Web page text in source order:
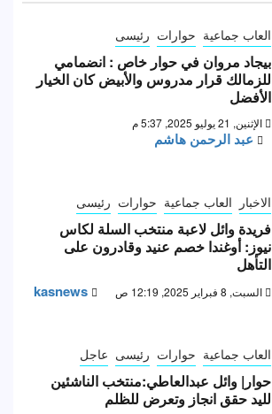
العاب جماعية حوارات رئيسى
بيجاد مروان في حوار خاص : انضمامي
للزمالك قرار مدروس والأبيض كان الخيار
الأفضل
الإثنين, 21 يوليو 2025, 5:37 م
عبد الرحمن هاشم
الاخبار العاب جماعية حوارات رئيسى
فريدة وائل لاعبة منتخب السلة لكاس
نيوز: أوغندا خصم عنيد وقادرون على
التأهل
السبت, 8 فبراير 2025, 12:19 ص kasnews
العاب جماعية حوارات رئيسى عاجل
حوار| وائل عبدالعاطي:منتخب الناشئين
لليد حقق انجاز وتعرض للظلم